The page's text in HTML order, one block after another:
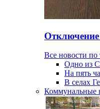
Отключение
Все новости по
Одно из
На пять
В селах
Коммунальные